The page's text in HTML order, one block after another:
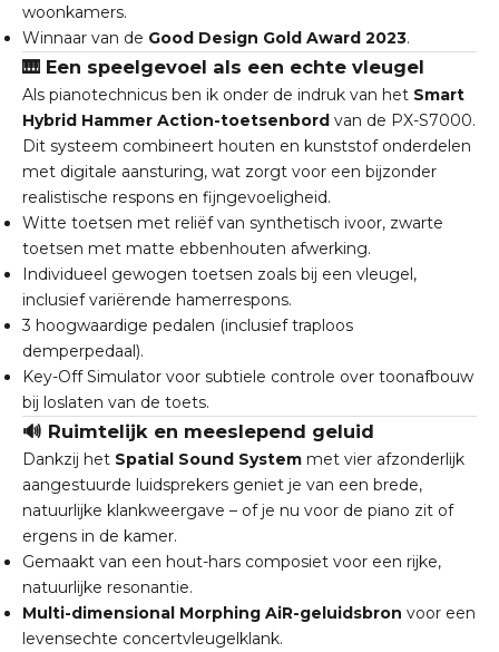
woonkamers.
Winnaar van de Good Design Gold Award 2023.
🎹 Een speelgevoel als een echte vleugel
Als pianotechnicus ben ik onder de indruk van het Smart
Hybrid Hammer Action-toetsenbord van de PX-S7000.
Dit systeem combineert houten en kunststof onderdelen
met digitale aansturing, wat zorgt voor een bijzonder
realistische respons en fijngevoeligheid.
Witte toetsen met reliëf van synthetisch ivoor, zwarte
toetsen met matte ebbenhouten afwerking.
Individueel gewogen toetsen zoals bij een vleugel,
inclusief variërende hamerrespons.
3 hoogwaardige pedalen (inclusief traploos
demperpedaal).
Key-Off Simulator voor subtiele controle over toonafbouw
bij loslaten van de toets.
🔊 Ruimtelijk en meeslepend geluid
Dankzij het Spatial Sound System met vier afzonderlijk
aangestuurde luidsprekers geniet je van een brede,
natuurlijke klankweergave – of je nu voor de piano zit of
ergens in de kamer.
Gemaakt van een hout-hars composiet voor een rijke,
natuurlijke resonantie.
Multi-dimensional Morphing AiR-geluidsbron voor een
levensechte concertvleugelklank.